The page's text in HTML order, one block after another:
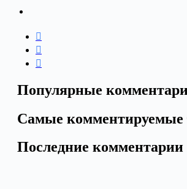
Популярные
Самые
Последние комментарии